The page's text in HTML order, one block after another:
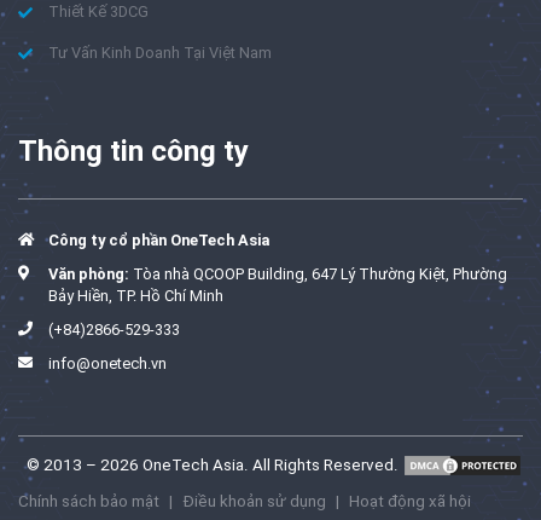
Thiết Kế 3DCG
Tư Vấn Kinh Doanh Tại Việt Nam
Thông tin công ty
Công ty cổ phần OneTech Asia
Văn phòng: Tòa nhà QCOOP Building, 647 Lý Thường Kiệt, Phường
Bảy Hiền, TP. Hồ Chí Minh
(+84)2866-529-333
info@onetech.vn
© 2013 – 2026 OneTech Asia. All Rights Reserved.
Chính sách bảo mật | Điều khoản sử dụng | Hoạt động xã hội